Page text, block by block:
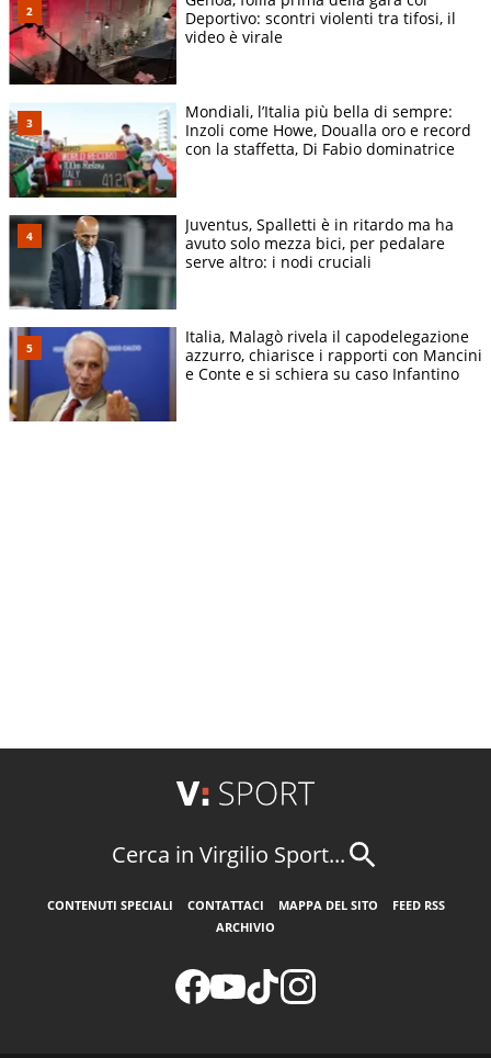
Deportivo: scontri violenti tra tifosi, il
video è virale
Mondiali, l’Italia più bella di sempre:
Inzoli come Howe, Doualla oro e record
con la staffetta, Di Fabio dominatrice
Juventus, Spalletti è in ritardo ma ha
avuto solo mezza bici, per pedalare
serve altro: i nodi cruciali
Italia, Malagò rivela il capodelegazione
azzurro, chiarisce i rapporti con Mancini
e Conte e si schiera su caso Infantino
Cerca in Virgilio Sport...
CONTENUTI SPECIALI CONTATTACI MAPPA DEL SITO
FEED RSS
ARCHIVIO